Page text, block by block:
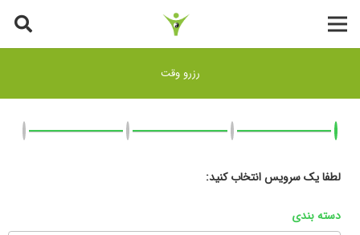
رزرو وقت
لطفا یک سرویس انتخاب کنید:
دسته بندی